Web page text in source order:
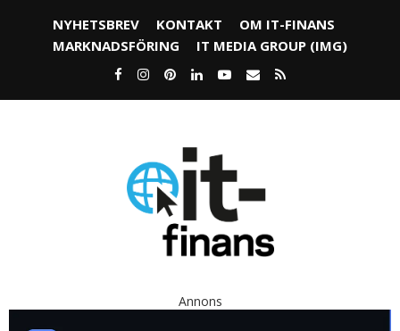
NYHETSBREV KONTAKT
OM IT-FINANS
MARKNADSFÖRING
IT MEDIA GROUP (IMG)
Annons